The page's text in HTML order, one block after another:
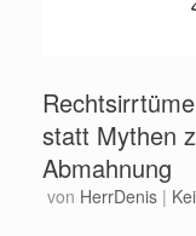
statt Mythen
Abmahnung
von HerrDenis |